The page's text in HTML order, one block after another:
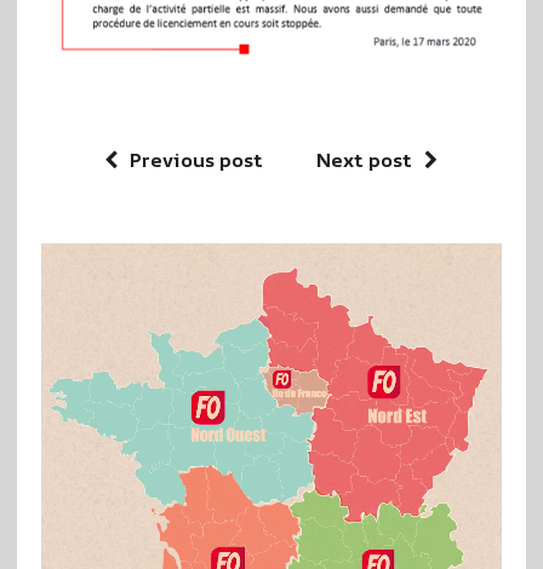
Previous post Next post